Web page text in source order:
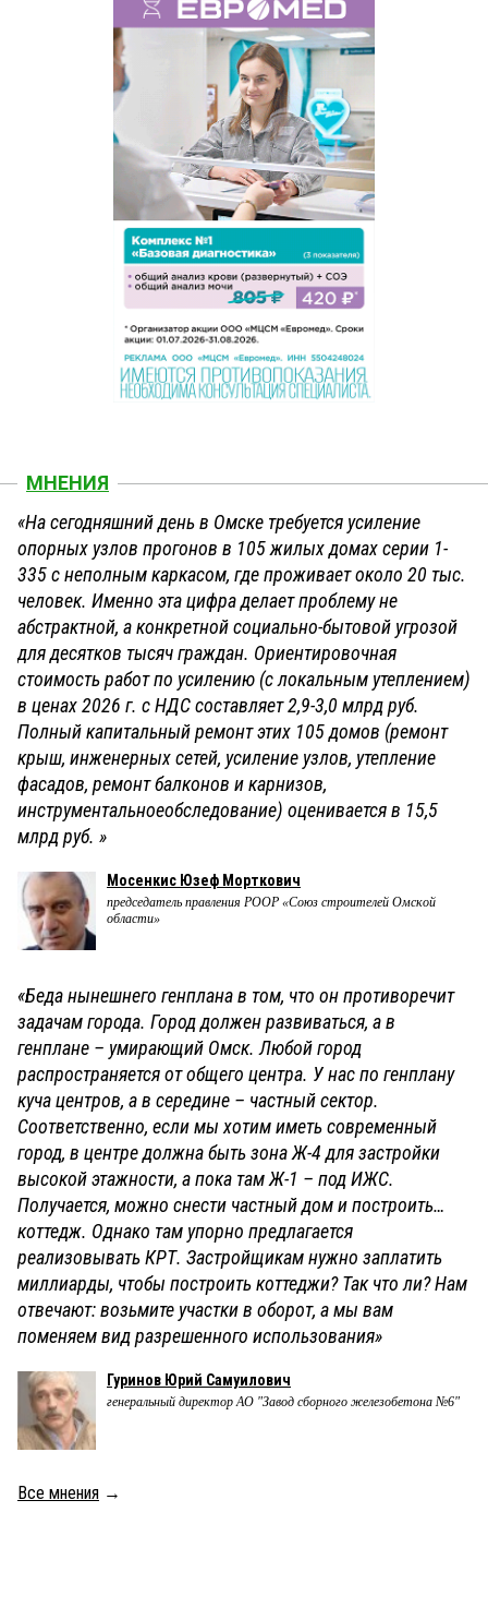
МНЕНИЯ
«На сегодняшний день в Омске требуется усиление
опорных узлов прогонов в 105 жилых домах серии 1-
335 с неполным каркасом, где проживает около 20 тыс.
человек. Именно эта цифра делает проблему не
абстрактной, а конкретной социально-бытовой угрозой
для десятков тысяч граждан. Ориентировочная
стоимость работ по усилению (с локальным утеплением)
в ценах 2026 г. с НДС составляет 2,9-3,0 млрд руб.
Полный капитальный ремонт этих 105 домов (ремонт
крыш, инженерных сетей, усиление узлов, утепление
фасадов, ремонт балконов и карнизов,
инструментальноеобследование) оценивается в 15,5
млрд руб. »
Мосенкис Юзеф Морткович
председатель правления РООР «Союз строителей Омской
области»
«Беда нынешнего генплана в том, что он противоречит
задачам города. Город должен развиваться, а в
генплане – умирающий Омск. Любой город
распространяется от общего центра. У нас по генплану
куча центров, а в середине – частный сектор.
Соответственно, если мы хотим иметь современный
город, в центре должна быть зона Ж-4 для застройки
высокой этажности, а пока там Ж-1 – под ИЖС.
Получается, можно снести частный дом и построить…
коттедж. Однако там упорно предлагается
реализовывать КРТ. Застройщикам нужно заплатить
миллиарды, чтобы построить коттеджи? Так что ли? Нам
отвечают: возьмите участки в оборот, а мы вам
поменяем вид разрешенного использования»
Гуринов Юрий Самуилович
генеральный директор АО "Завод сборного железобетона №6"
Все мнения →